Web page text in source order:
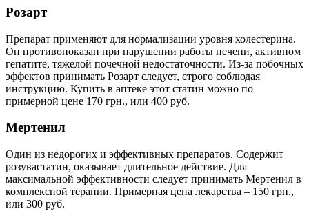
Розарт
Препарат применяют для нормализации уровня холестерина.
Он противопоказан при нарушении работы печени, активном
гепатите, тяжелой почечной недостаточности. Из-за побочных
эффектов принимать Розарт следует, строго соблюдая
инструкцию. Купить в аптеке этот статин можно по
примерной цене 170 грн., или 400 руб.
Мертенил
Один из недорогих и эффективных препаратов. Содержит
розувастатин, оказывает длительное действие. Для
максимальной эффективности следует принимать Мертенил в
комплексной терапии. Примерная цена лекарства – 150 грн.,
или 300 руб.